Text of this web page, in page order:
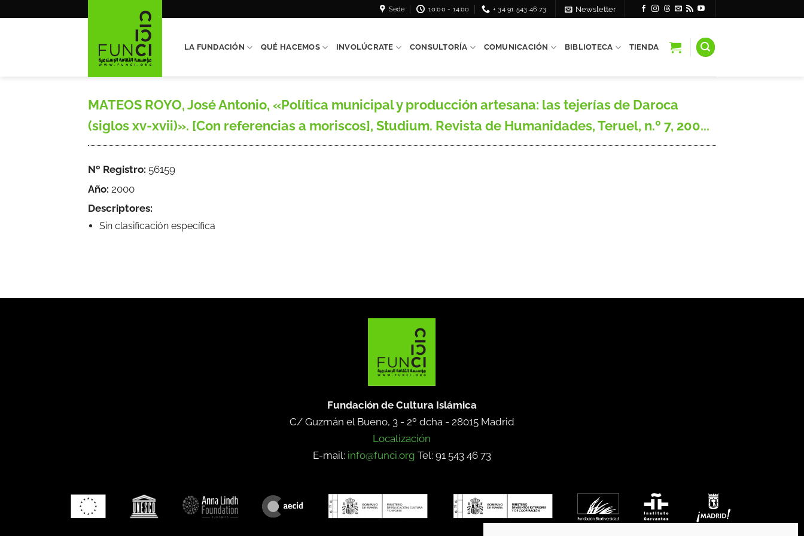
Sede 10:00 - 14:00 + 34 91 543 46 73 Newsletter
LA FUNDACIÓN QUÉ HACEMOS INVOLÚCRATE CONSULTORÍA COMUNICACIÓN BIBLIOTECA TIENDA
MATEOS ROYO, José Antonio, «Política municipal y producción artesana: las tejerías de Daroca
(siglos xv-xvii)». [Con referencias a moriscos], Studium. Revista de Humanidades, Teruel, n.º 7, 200...
Nº Registro: 56159
Año: 2000
Descriptores:
Sin clasificación específica
Fundación de Cultura Islámica
C/ Guzmán el Bueno, 3 - 2º dcha - 28015 Madrid
Localización
E-mail: info@funci.org Tel: 91 543 46 73